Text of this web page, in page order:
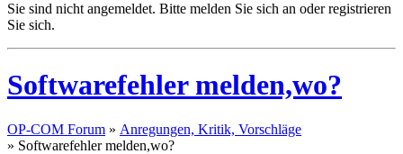
Sie sind nicht angemeldet. Bitte melden Sie sich an oder registrieren
Sie sich.
Softwarefehler melden,wo?
OP-COM Forum » Anregungen, Kritik, Vorschläge
» Softwarefehler melden,wo?